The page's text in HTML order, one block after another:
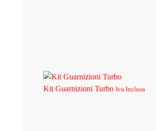
Kit Guarnizioni Turbo Iva Inclusa